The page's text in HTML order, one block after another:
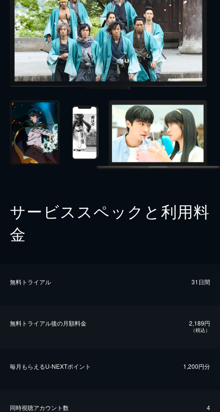
サービススペックと利用料
金
無料トライアル 31日間
無料トライアル後の⽉額料金 2,189円
（税込）
毎⽉もらえるU-NEXTポイント 1,200円分
同時視聴アカウント数 4